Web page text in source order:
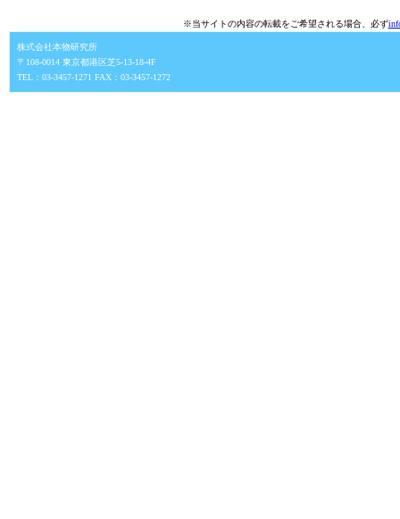
※当サイトの内容の転載をご希望される場合、必ず
株式会社本物研究所
〒108-0014 東京都港区芝5-13-18-4F
TEL：03-3457-1271 FAX：03-3457-1272